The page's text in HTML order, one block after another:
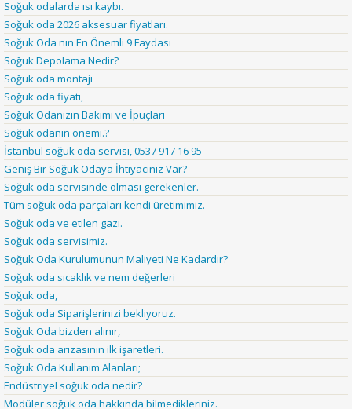
Soğuk odalarda ısı kaybı.
Soğuk oda 2026 aksesuar fiyatları.
Soğuk Oda nın En Önemli 9 Faydası
Soğuk Depolama Nedir?
Soğuk oda montajı
Soğuk oda fiyatı,
Soğuk Odanızın Bakımı ve İpuçları
Soğuk odanın önemi.?
İstanbul soğuk oda servisi, 0537 917 16 95
Geniş Bir Soğuk Odaya İhtiyacınız Var?
Soğuk oda servisinde olması gerekenler.
Tüm soğuk oda parçaları kendi üretimimiz.
Soğuk oda ve etilen gazı.
Soğuk oda servisimiz.
Soğuk Oda Kurulumunun Maliyeti Ne Kadardır?
Soğuk oda sıcaklık ve nem değerleri
Soğuk oda,
Soğuk oda Siparişlerinizi bekliyoruz.
Soğuk Oda bizden alınır,
Soğuk oda arızasının ilk işaretleri.
Soğuk Oda Kullanım Alanları;
Endüstriyel soğuk oda nedir?
Modüler soğuk oda hakkında bilmedikleriniz.